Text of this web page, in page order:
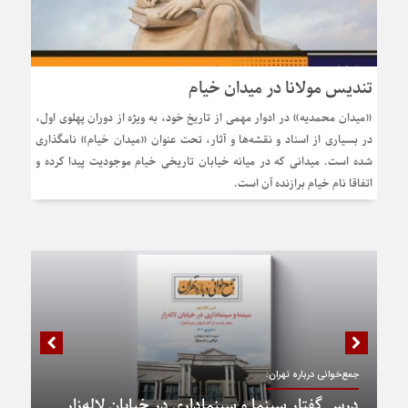
تندیس مولانا در میدان خیام
«میدان محمدیه» در ادوار مهمی از تاریخ خود، به ویژه از دوران پهلوی اول،
در بسیاری از اسناد و نقشه‌ها و آثار، تحت عنوان «میدان خیام» نامگذاری
شده است. میدانی که در میانه خیابان تاریخی خیام موجودیت پیدا کرده و
اتفاقا نام خیام برازنده آن است.
جمع‌خوانی درباره تهران: